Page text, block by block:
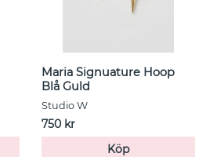
Maria Signuature Hoop
Blå Guld
Studio W
750 kr
Köp